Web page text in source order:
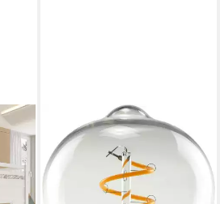
SEGULA
LED-Leuchtmittel Soft Line,
E27, 1 St., Warmweiß,
dimmbar, Soft Rustika klar,